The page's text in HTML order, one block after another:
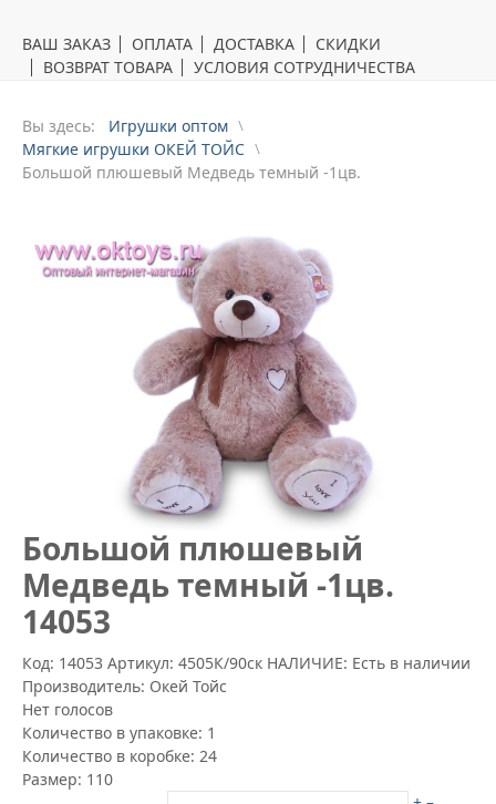
ВАШ ЗАКАЗ ОПЛАТА ДОСТАВКА
СКИДКИ
ВОЗВРАТ ТОВАРА
УСЛОВИЯ СОТРУДНИЧЕСТВА
Вы здесь:
Игрушки оптом
Мягкие игрушки ОКЕЙ ТОЙС
Большой плюшевый Медведь темный -1цв.
Большой плюшевый
Медведь темный -1цв.
14053
Код: 14053 Артикул: 4505К/90ск НАЛИЧИЕ: Есть в наличии
Производитель: Окей Тойс
Нет голосов
Количество в упаковке: 1
Количество в коробке: 24
Размер: 110